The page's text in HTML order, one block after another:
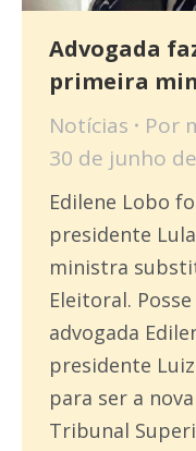
Advogada
primeira
Notícias Por
30 de junho
Edilene Lobo
presidente
ministra
Eleitoral.
advogada
presidente
para ser a
Tribunal